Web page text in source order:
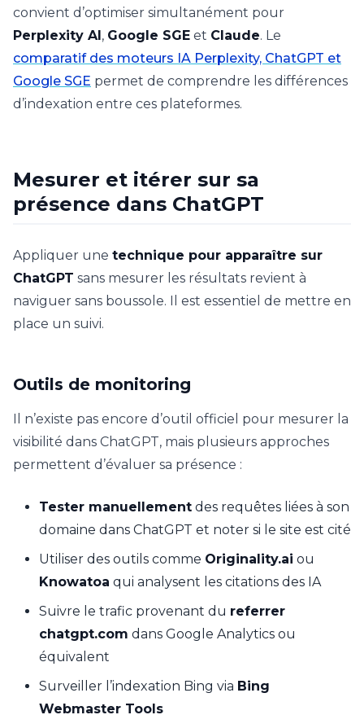
convient d’optimiser simultanément pour
Perplexity AI, Google SGE et Claude. Le
comparatif des moteurs IA Perplexity, ChatGPT et
Google SGE permet de comprendre les différences
d’indexation entre ces plateformes.
Mesurer et itérer sur sa
présence dans ChatGPT
Appliquer une technique pour apparaître sur
ChatGPT sans mesurer les résultats revient à
naviguer sans boussole. Il est essentiel de mettre en
place un suivi.
Outils de monitoring
Il n’existe pas encore d’outil officiel pour mesurer la
visibilité dans ChatGPT, mais plusieurs approches
permettent d’évaluer sa présence :
Tester manuellement des requêtes liées à son
domaine dans ChatGPT et noter si le site est cité
Utiliser des outils comme Originality.ai ou
Knowatoa qui analysent les citations des IA
Suivre le trafic provenant du referrer
chatgpt.com dans Google Analytics ou
équivalent
Surveiller l’indexation Bing via Bing
Webmaster Tools